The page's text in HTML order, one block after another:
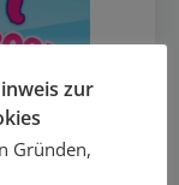
zur
Gründen,